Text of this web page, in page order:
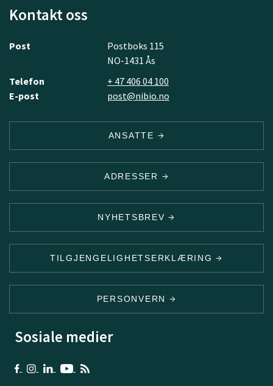
Kontakt oss
Post
Postboks 115
NO-1431 Ås
Telefon
+ 47 406 04 100
E-post
post@nibio.no
ANSATTE
ADRESSER
NYHETSBREV
TILGJENGELIGHETSERKLÆRING
PERSONVERN
Sosiale medier